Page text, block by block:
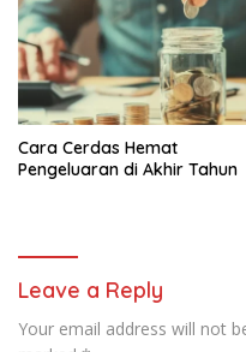
Cara Cerdas Hemat
Pengeluaran di Akhir Tahun
Leave a Reply
Your email address will not